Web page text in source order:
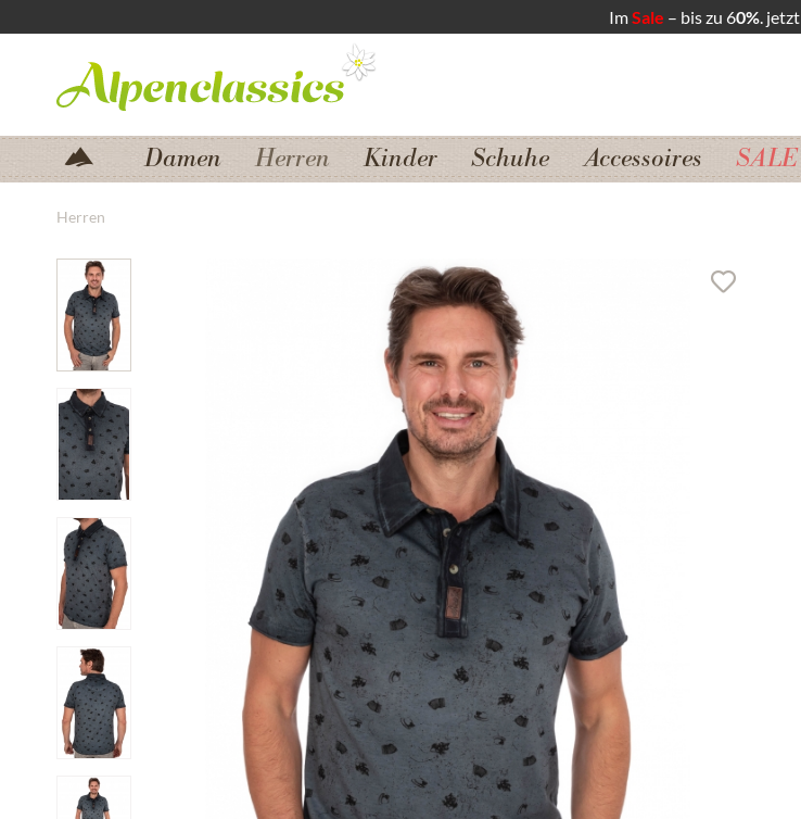
ImSale – bis zu 60%. jetzt
Zum Hauptbereich springen
Damen Herren Kinder Schuhe Accessoires SALE
Herren